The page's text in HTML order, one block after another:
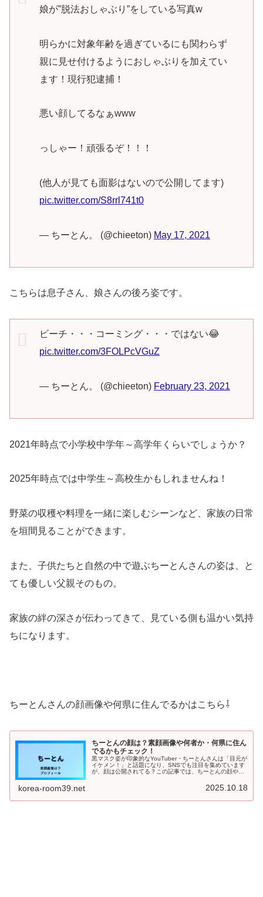
娘が”脱法おしゃぶり”をしている写真w
明らかに対象年齢を過ぎているにも関わらず
親に見せ付けるようにおしゃぶりを加えてい
ます！現行犯逮捕！
悪い顔してるなぁwww
っしゃー！頑張るぞ！！！
(他人が見ても面影はないので公開してます)
pic.twitter.com/S8rrl741t0
— ちーとん。 (@chieeton) May 17, 2021
こちらは息子さん、娘さんの後ろ姿です。
ビーチ・・・コーミング・・・ではない😂
pic.twitter.com/3FOLPcVGuZ
— ちーとん。 (@chieeton) February 23, 2021
2021年時点で小学校中学年～高学年くらいでしょうか？
2025年時点では中学生～高校生かもしれませんね！
野菜の収穫や料理を一緒に楽しむシーンなど、家族の日常
を垣間見ることができます。
また、子供たちと自然の中で遊ぶちーとんさんの姿は、と
ても優しい父親そのもの。
家族の絆の深さが伝わってきて、見ている側も温かい気持
ちになります。
ちーとんさんの顔画像や何県に住んでるかはこちら⇩
ちーとんの顔は？素顔画像や何者か・何県に住ん
でるかもチェック！
黒マスク姿が印象的なYouTuber・ちーとんさんは「目元が
イケメン！」と話題になり、SNSでも注目を集めています
が、顔は公開されてる？この記事では、ちーとんの顔や画
korea-room39.net 2025.10.18